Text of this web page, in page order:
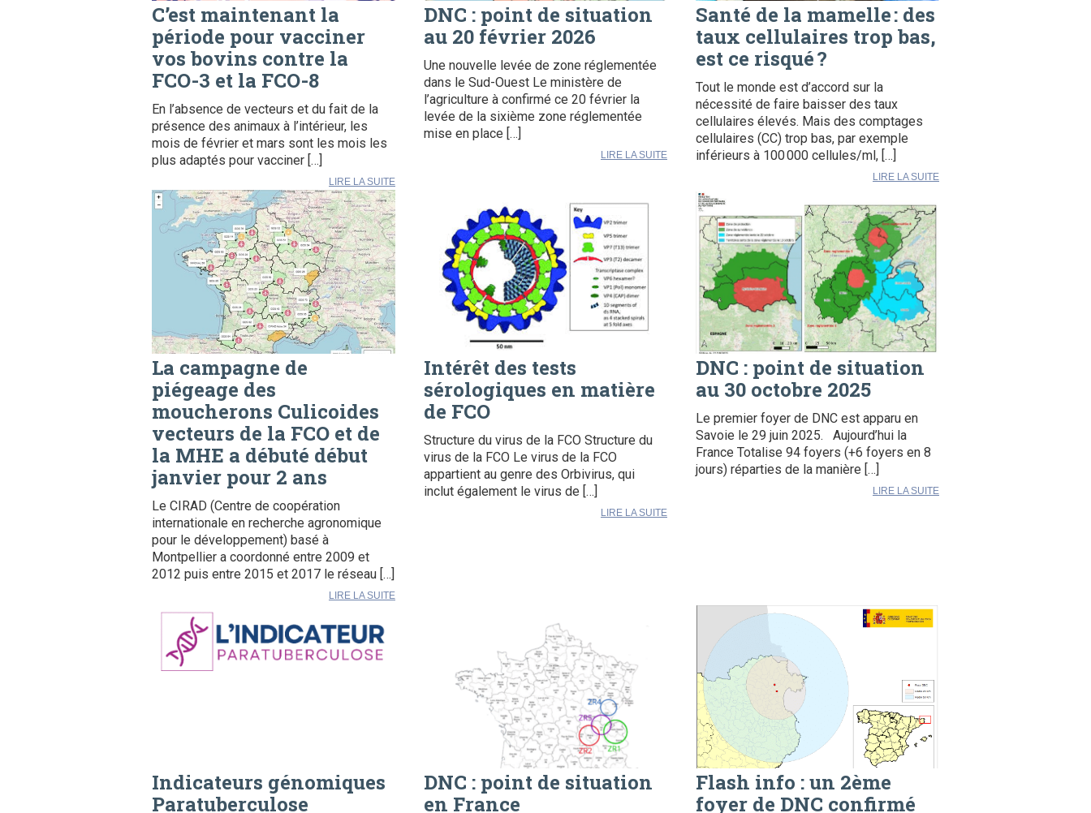
C’est maintenant la
période pour vacciner
vos bovins contre la
FCO-3 et la FCO-8
En l’absence de vecteurs et du fait de la
présence des animaux à l’intérieur, les
mois de février et mars sont les mois les
plus adaptés pour vacciner […]
LIRE LA SUITE
DNC : point de situation
au 20 février 2026
Une nouvelle levée de zone réglementée
dans le Sud-Ouest Le ministère de
l’agriculture à confirmé ce 20 février la
levée de la sixième zone réglementée
mise en place […]
LIRE LA SUITE
Santé de la mamelle : des
taux cellulaires trop bas,
est ce risqué ?
Tout le monde est d’accord sur la
nécessité de faire baisser des taux
cellulaires élevés. Mais des comptages
cellulaires (CC) trop bas, par exemple
inférieurs à 100 000 cellules/ml, […]
LIRE LA SUITE
La campagne de
piégeage des
moucherons Culicoides
vecteurs de la FCO et de
la MHE a débuté début
janvier pour 2 ans
Le CIRAD (Centre de coopération
internationale en recherche agronomique
pour le développement) basé à
Montpellier a coordonné entre 2009 et
2012 puis entre 2015 et 2017 le réseau […]
LIRE LA SUITE
Intérêt des tests
sérologiques en matière
de FCO
Structure du virus de la FCO Structure du
virus de la FCO Le virus de la FCO
appartient au genre des Orbivirus, qui
inclut également le virus de […]
LIRE LA SUITE
DNC : point de situation
au 30 octobre 2025
Le premier foyer de DNC est apparu en
Savoie le 29 juin 2025. Aujourd’hui la
France Totalise 94 foyers (+6 foyers en 8
jours) réparties de la manière […]
LIRE LA SUITE
Indicateurs génomiques
Paratuberculose
DNC : point de situation
en France
Flash info : un 2ème
foyer de DNC confirmé